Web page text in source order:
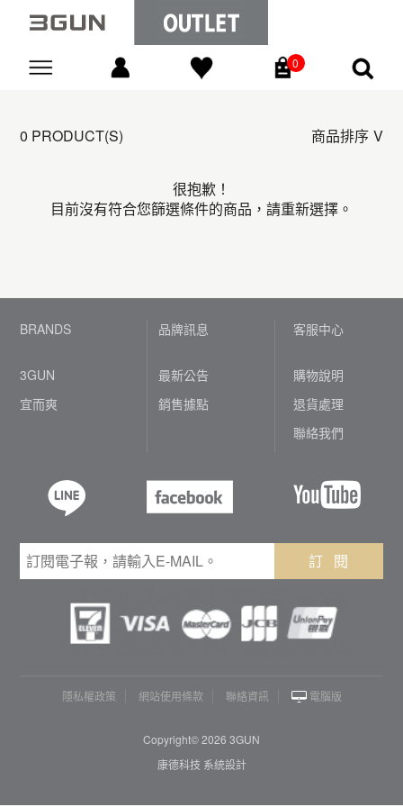
0
0 PRODUCT(S) 商品排序
很抱歉！
目前沒有符合您篩選條件的商品，請重新選擇。
BRANDS
3GUN
宜而爽
品牌訊息
最新公告
銷售據點
客服中心
購物說明
退貨處理
聯絡我們
訂 閱
隱私權政策 網站使用條款 聯絡資訊 電腦版
Copyright© 2026 3GUN
康德科技 系統設計